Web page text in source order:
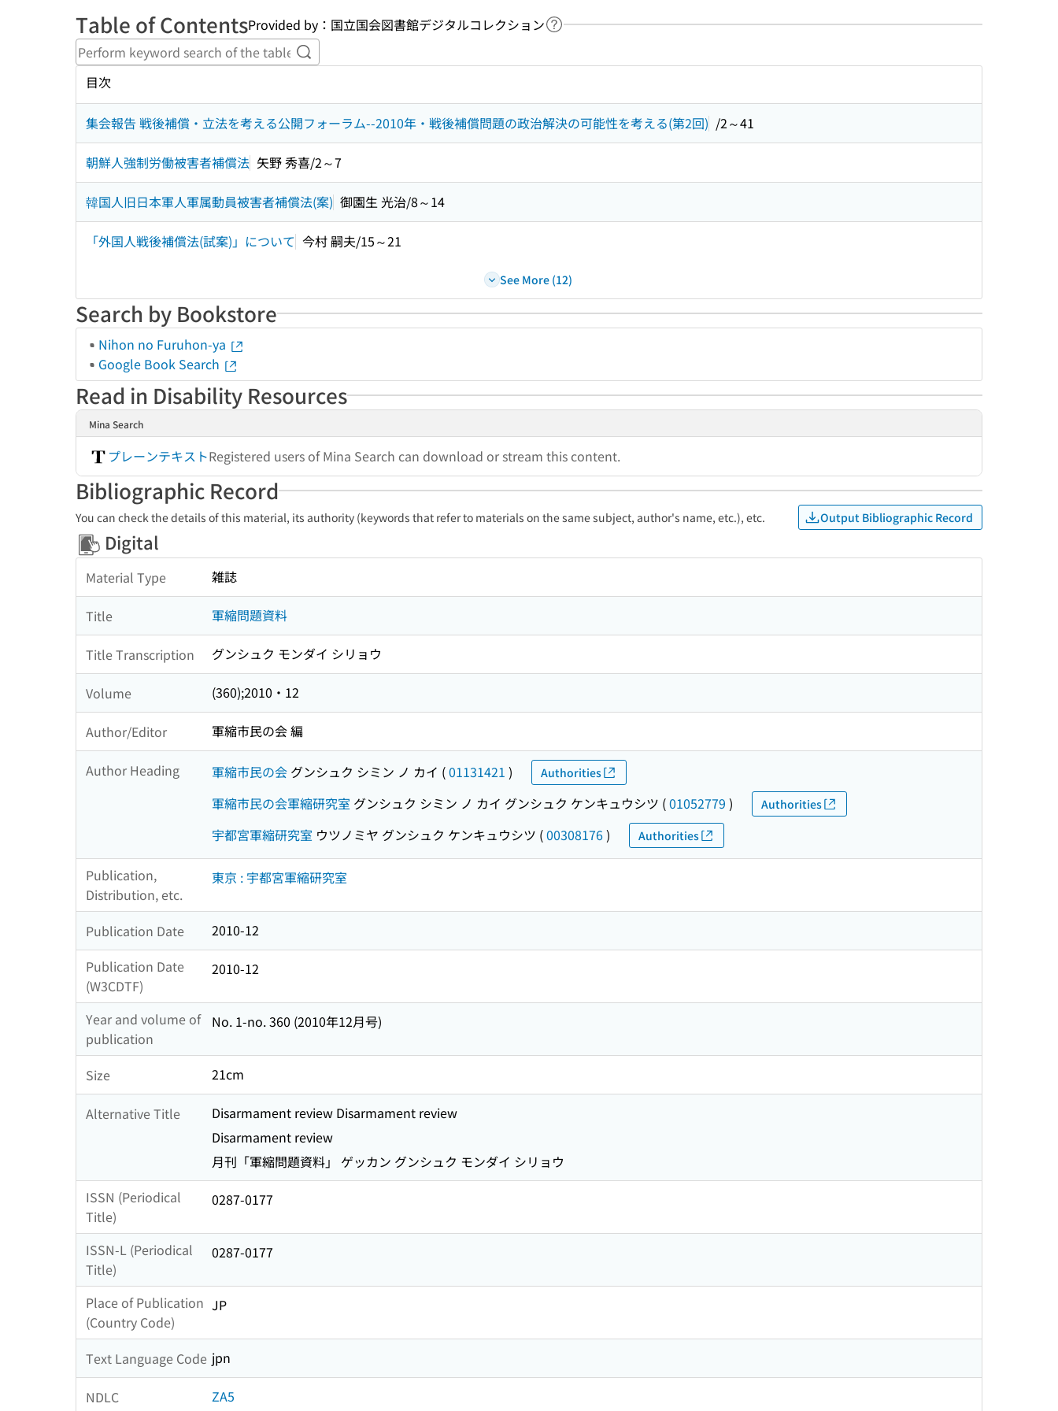
Table of ContentsProvided by：国立国会図書館デジタルコレクション Link to Help Page
Perform keyword search of the table of contents
目次
集会報告 戦後補償・立法を考える公開フォーラム--2010年・戦後補償問題の政治解決の可能性を考える(第2回) /2～41
朝鮮人強制労働被害者補償法 矢野 秀喜/2～7
韓国人旧日本軍人軍属動員被害者補償法(案) 御園生 光治/8～14
「外国人戦後補償法(試案)」について 今村 嗣夫/15～21
See More (12)
Search by Bookstore
Nihon no Furuhon-ya
Google Book Search
Read in Disability Resources
Mina Search
プレーンテキストRegistered users of Mina Search can download or stream this content.
Bibliographic Record
You can check the details of this material, its authority (keywords that refer to materials on the same subject, author's name, etc.), etc. Output Bibliographic Record
Digital
Material Type 雑誌
Title 軍縮問題資料
Title Transcription グンシュク モンダイ シリョウ
Volume (360);2010・12
Author/Editor 軍縮市民の会 編
Author Heading 軍縮市民の会 グンシュク シミン ノ カイ (01131421 ) Authorities
軍縮市民の会軍縮研究室 グンシュク シミン ノ カイ グンシュク ケンキュウシツ (01052779 ) Authorities
宇都宮軍縮研究室 ウツノミヤ グンシュク ケンキュウシツ (00308176) Authorities
Publication,
Distribution, etc.
東京 : 宇都宮軍縮研究室
Publication Date
2010-12
Publication Date
(W3CDTF)
2010-12
Year and volume of
publication
No. 1-no. 360 (2010年12月号)
Size 21cm
Alternative Title
Disarmament review Disarmament review
Disarmament review
月刊「軍縮問題資料」 ゲッカン グンシュク モンダイ シリョウ
ISSN (Periodical
Title)
0287-0177
ISSN-L (Periodical
Title)
0287-0177
Place of Publication
(Country Code)
JP
Text Language Code jpn
NDLC ZA5